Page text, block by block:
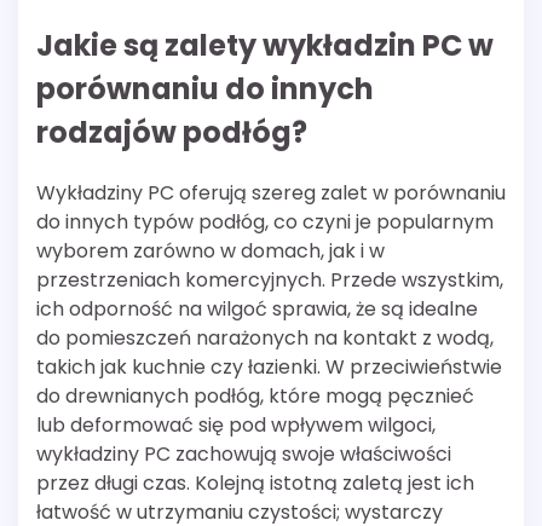
Jakie są zalety wykładzin PC w
porównaniu do innych
rodzajów podłóg?
Wykładziny PC oferują szereg zalet w porównaniu
do innych typów podłóg, co czyni je popularnym
wyborem zarówno w domach, jak i w
przestrzeniach komercyjnych. Przede wszystkim,
ich odporność na wilgoć sprawia, że są idealne
do pomieszczeń narażonych na kontakt z wodą,
takich jak kuchnie czy łazienki. W przeciwieństwie
do drewnianych podłóg, które mogą pęcznieć
lub deformować się pod wpływem wilgoci,
wykładziny PC zachowują swoje właściwości
przez długi czas. Kolejną istotną zaletą jest ich
łatwość w utrzymaniu czystości; wystarczy